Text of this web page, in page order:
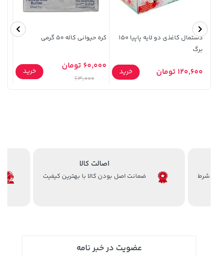
2,275,000
خرید
141,000 تومان
165,900
خرید
دستمال کاغذی دو لایه پاپیا 150
برگ
120,600 تومان خرید
کره حیوانی کاله 50 گرمی
60,000 تومان
63,000
خرید
اصالت کالا
ضمانت اصل بودن کالا با بهترین کیفیت
عضویت در خبر نامه